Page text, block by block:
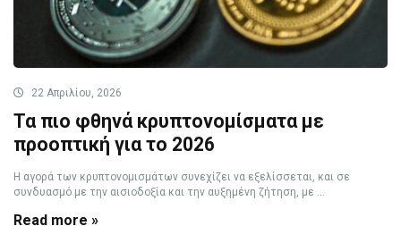
22 Απριλίου, 2026
Τα πιο φθηνά κρυπτονομίσματα με
προοπτική για το 2026
Η αγορά των κρυπτονομισμάτων συνεχίζει να εξελίσσεται, και σε
συνδυασμό με την αισιοδοξία και την αυξημένη ζήτηση, με ...
Read more »